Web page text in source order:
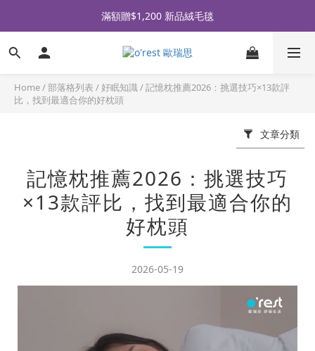
全品牌滿 $990免運｜會員買即贈〈 購物金 〉
滿額贈$1,200 新品絨毛毯
全品牌滿 $990免運｜會員買即贈〈 購物金 〉
Home/部落格列表 / 好眠知識/記憶枕推薦2026：挑選技巧×13款評
比，找到最適合你的好枕頭
文章分類
記憶枕推薦2026：挑選技巧
×13款評比，找到最適合你的
好枕頭
2026-05-19